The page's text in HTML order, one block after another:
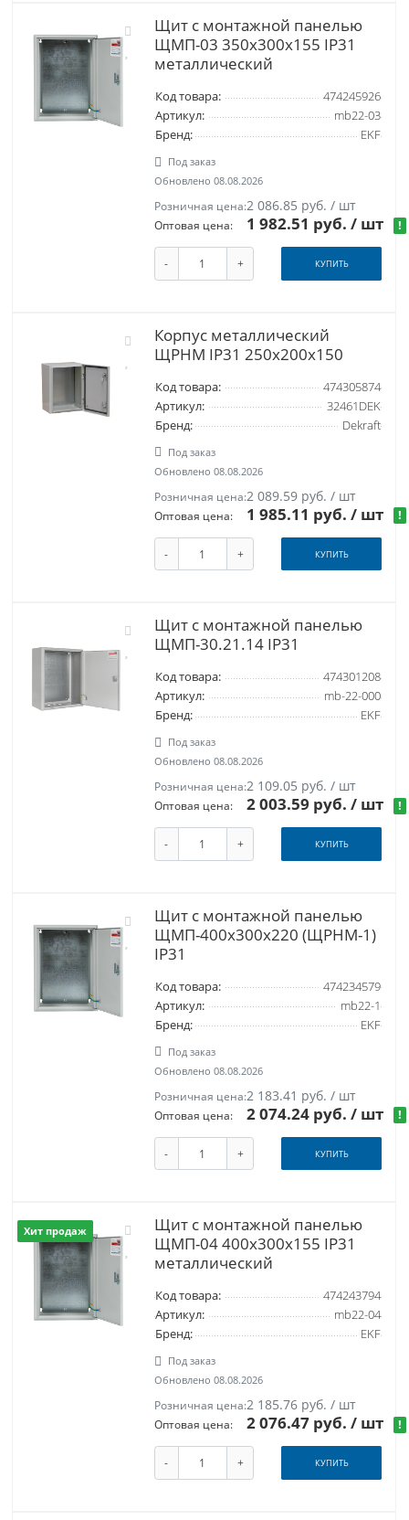
Щит с монтажной панелью
ЩМП-03 350х300х155 IP31
металлический
Код товара:
474245926
Артикул:
mb22-03
Бренд:
EKF
Под заказ
Обновлено 08.08.2026
Розничная цена:2 086.85 руб. / шт
Оптовая цена: 1 982.51 руб./ шт !
- + КУПИТЬ
Корпус металлический
ЩРНМ IP31 250х200х150
Код товара:
474305874
Артикул:
32461DEK
Бренд:
Dekraft
Под заказ
Обновлено 08.08.2026
Розничная цена:2 089.59 руб. / шт
Оптовая цена: 1 985.11 руб./ шт !
- + КУПИТЬ
Щит с монтажной панелью
ЩМП-30.21.14 IP31
Код товара:
474301208
Артикул:
mb-22-000
Бренд:
EKF
Под заказ
Обновлено 08.08.2026
Розничная цена:2 109.05 руб. / шт
Оптовая цена: 2 003.59 руб./ шт !
- + КУПИТЬ
Щит с монтажной панелью
ЩМП-400х300х220 (ЩРНМ-1)
IP31
Код товара:
474234579
Артикул:
mb22-1
Бренд:
EKF
Под заказ
Обновлено 08.08.2026
Розничная цена:2 183.41 руб. / шт
Оптовая цена: 2 074.24 руб./ шт !
- + КУПИТЬ
Хит продаж
Щит с монтажной панелью
ЩМП-04 400х300х155 IP31
металлический
Код товара:
474243794
Артикул:
mb22-04
Бренд:
EKF
Под заказ
Обновлено 08.08.2026
Розничная цена:2 185.76 руб. / шт
Оптовая цена: 2 076.47 руб./ шт !
- + КУПИТЬ